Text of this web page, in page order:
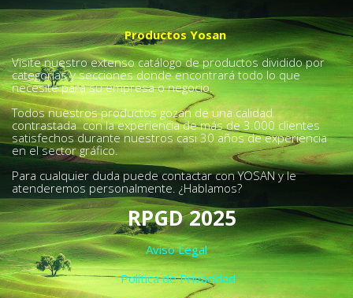
Productos Yosan
Visite nuestro extenso catálogo de productos dividido por
categorías y secciones donde encontrará todo lo que
necesite para su empresa o negocio.
Todos nuestros productos gozan de una calidad
contrastada con la experiencia de más de 3.000 clientes
satisfechos durante nuestros casi 30 años de experiencia
en el sector gráfico.
Para cualquier duda puede contactar con YOSAN y le
atenderemos personalmente. ¿Hablamos?
RPGD 2025
Aviso Legal
Política de Privacidad